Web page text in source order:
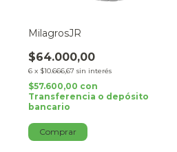
MilagrosJR
$64.000,00
6 x $10.666,67 sin interés
$57.600,00 con
Transferencia o depósito
bancario
Comprar